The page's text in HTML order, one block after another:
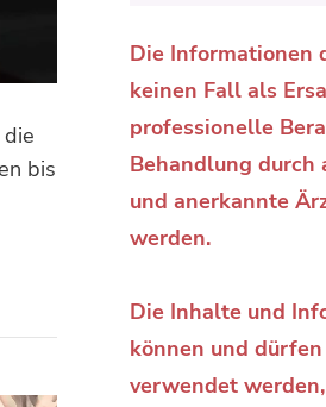
bis
Die Informationen
keinen Fall als
professionelle
Behandlung durch
und anerkannte
werden.
Die Inhalte und
können und
verwendet